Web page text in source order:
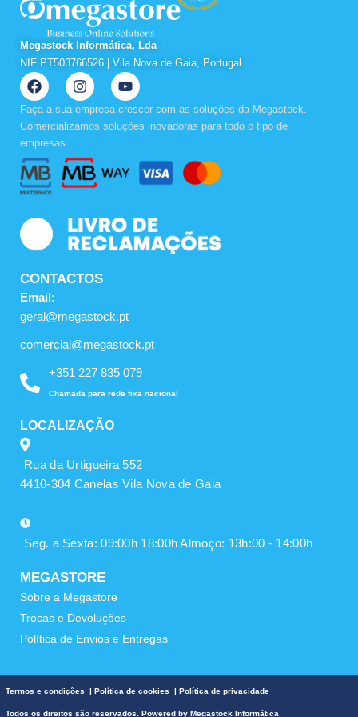
Megastock Informática, Lda
NIF PT503766526 | Vila Nova de Gaia, Portugal
F
a
c
e
o
o
k
I
n
s
t
r
a
m
Y
o
u
t
u
e
Faça a sua empresa crescer com as soluções da Megastock.
Comercializamos soluções inovadoras para todo o tipo de
empresas.
CONTACTOS
Email:
geral@megastock.pt
comercial@megastock.pt
+351 227 835 079
Chamada para rede fixa nacional
LOCALIZAÇÃO
Rua da Urtigueira 552
4410-304 Canelas Vila Nova de Gaia
Seg. a Sexta: 09:00h 18:00h Almoço: 13h:00 - 14:00h
MEGASTORE
Sobre a Megastore
Trocas e Devoluções
Política de Envios e Entregas
Termos e condições | Política de cookies | Política de privacidade
Todos os direitos são reservados. Powered by Megastock Informática